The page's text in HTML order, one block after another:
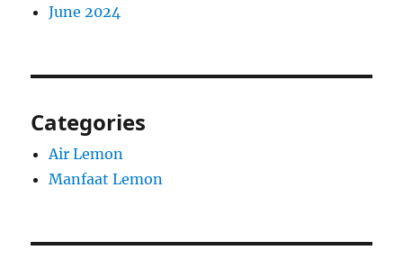
June 2024
Categories
Air Lemon
Manfaat Lemon